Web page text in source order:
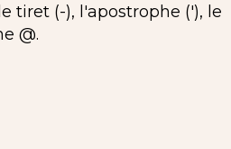
tiret (-), l'apostrophe ('), le
@.